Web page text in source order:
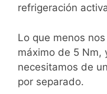
refrigeración
Lo que menos
máximo de 5 Nm,
necesitamos de
por separado.